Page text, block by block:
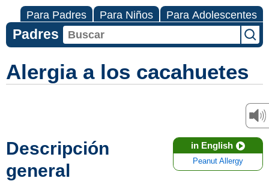
Para Padres Para Niños Para Adolescentes
Padres
Alergia a los cacahuetes
in English
Peanut Allergy
Descripción
general